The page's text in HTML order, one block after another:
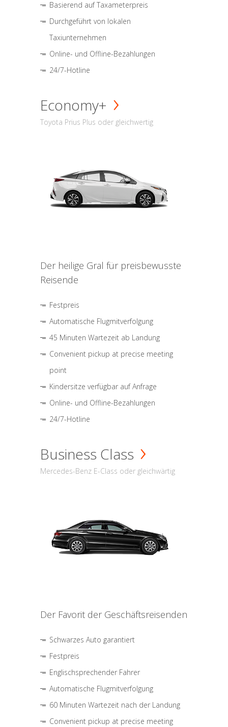
Basierend auf Taxameterpreis
Durchgeführt von lokalen
Taxiunternehmen
Online- und Offline-Bezahlungen
24/7-Hotline
Economy+
Toyota Prius Plus oder gleichwertig
Der heilige Gral für preisbewusste
Reisende
Festpreis
Automatische Flugmitverfolgung
45 Minuten Wartezeit ab Landung
Convenient pickup at precise meeting
point
Kindersitze verfügbar auf Anfrage
Online- und Offline-Bezahlungen
24/7-Hotline
Business Class
Mercedes-Benz E-Class oder gleichwärtig
Der Favorit der Geschäftsreisenden
Schwarzes Auto garantiert
Festpreis
Englischsprechender Fahrer
Automatische Flugmitverfolgung
60 Minuten Wartezeit nach der Landung
Convenient pickup at precise meeting